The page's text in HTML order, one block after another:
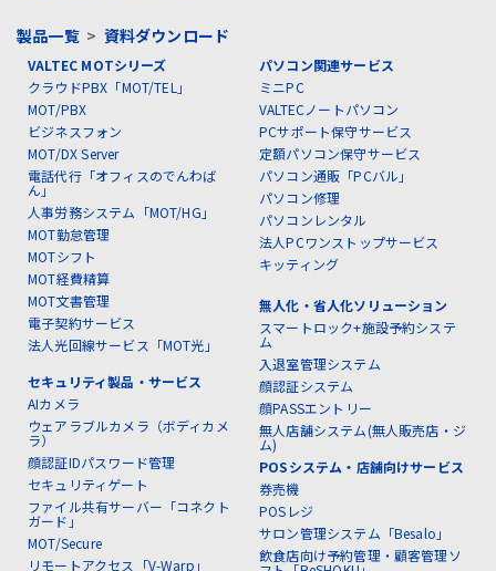
製品一覧> 資料ダウンロード
VALTEC MOTシリーズ
クラウドPBX「MOT/TEL」
MOT/PBX
ビジネスフォン
MOT/DX Server
電話代行「オフィスのでんわば
ん」
人事労務システム「MOT/HG」
MOT勤怠管理
MOTシフト
MOT経費精算
MOT文書管理
電子契約サービス
法人光回線サービス「MOT光」
セキュリティ製品・サービス
AIカメラ
ウェアラブルカメラ（ボディカメ
ラ）
顔認証IDパスワード管理
セキュリティゲート
ファイル共有サーバー「コネクト
ガード」
MOT/Secure
リモートアクセス「V-Warp」
パソコン関連サービス
ミニPC
VALTECノートパソコン
PCサポート保守サービス
定額パソコン保守サービス
パソコン通販「PCバル」
パソコン修理
パソコンレンタル
法人PCワンストップサービス
キッティング
無人化・省人化ソリューション
スマートロック+施設予約システ
ム
入退室管理システム
顔認証システム
顔PASSエントリー
無人店舗システム(無人販売店・ジ
ム)
POSシステム・店舗向けサービス
券売機
POSレジ
サロン管理システム「Besalo」
飲食店向け予約管理・顧客管理ソ